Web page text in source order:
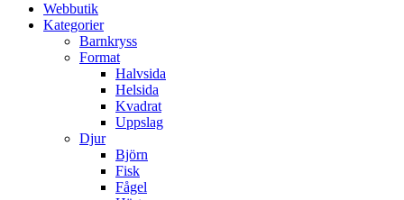
Webbutik
Kategorier
Barnkryss
Format
Halvsida
Helsida
Kvadrat
Uppslag
Djur
Björn
Fisk
Fågel